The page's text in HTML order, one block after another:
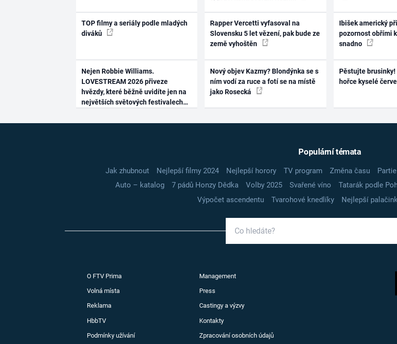
TOP filmy a seriály podle mladých
diváků
Nejen Robbie Williams.
LOVESTREAM 2026 přiveze
hvězdy, které běžně uvidíte jen na
největších světových festivalech
Rapper Vercetti vyfasoval na
Slovensku 5 let vězení, pak bude ze
země vyhoštěn
Nový objev Kazmy? Blondýnka se s
ním vodí za ruce a fotí se na místě
jako Rosecká
Ibišek americký
pozornost obřími
snadno
Pěstujte brusinky!
hořce kyselé
Populární témata
Jak zhubnout Nejlepší filmy 2024 Nejlepší horory TV program Změna času Partie
Auto – katalog
7 pádů Honzy Dědka Volby 2025 Svařené víno Tatarák podle
Výpočet ascendentu
Tvarohové knedlíky Nejlepší
O FTV Prima Management
Volná místa Press
Reklama Castingy a výzvy
HbbTV Kontakty
Podmínky užívání Zpracování osobních údajů